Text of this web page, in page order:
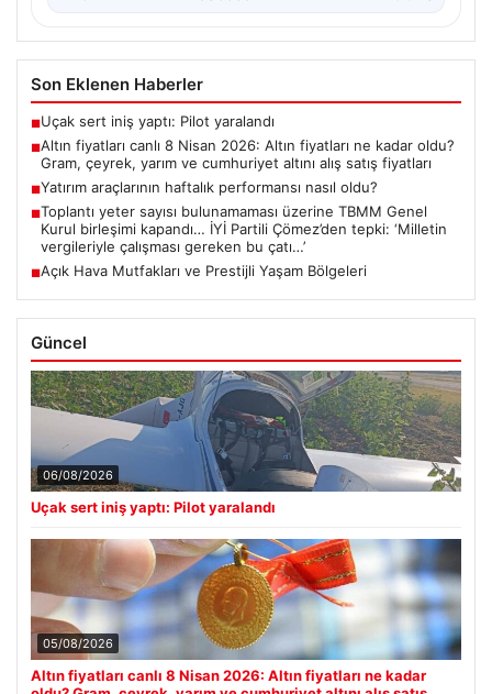
Son Eklenen Haberler
■Uçak sert iniş yaptı: Pilot yaralandı
■Altın fiyatları canlı 8 Nisan 2026: Altın fiyatları ne kadar oldu?
Gram, çeyrek, yarım ve cumhuriyet altını alış satış fiyatları
■Yatırım araçlarının haftalık performansı nasıl oldu?
■Toplantı yeter sayısı bulunamaması üzerine TBMM Genel
Kurul birleşimi kapandı… İYİ Partili Çömez’den tepki: ‘Milletin
vergileriyle çalışması gereken bu çatı…’
■Açık Hava Mutfakları ve Prestijli Yaşam Bölgeleri
Güncel
06/08/2026
Uçak sert iniş yaptı: Pilot yaralandı
05/08/2026
Altın fiyatları canlı 8 Nisan 2026: Altın fiyatları ne kadar